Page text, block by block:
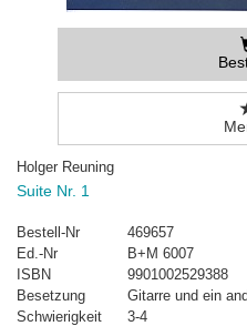
Holger Reuning
Suite Nr. 1
Bestell-Nr
469657
Ed.-Nr
B+M 6007
ISBN
9901002529388
Besetzung
Gitarre und ein
Schwierigkeit
3-4